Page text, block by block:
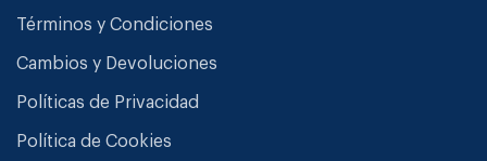
Términos y Condiciones
Cambios y Devoluciones
Políticas de Privacidad
Política de Cookies